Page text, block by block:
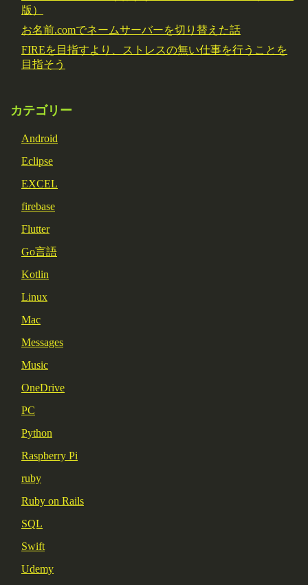
版）
お名前.comでネームサーバーを切り替えた話
FIREを目指すより、ストレスの無い仕事を行うことを
目指そう
カテゴリー
Android
Eclipse
EXCEL
firebase
Flutter
Go言語
Kotlin
Linux
Mac
Messages
Music
OneDrive
PC
Python
Raspberry Pi
ruby
Ruby on Rails
SQL
Swift
Udemy